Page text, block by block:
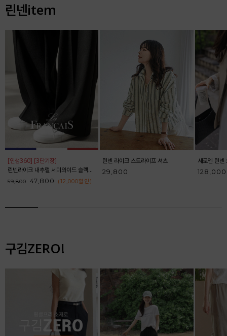
린넨item
[인생360] [3단기장]
린넨라이크 내추럴 세미와이드 슬랙스_F6S164SL
59,800 47,800 (12,000할인 )
린넨 라이크 스트라이프 셔츠
29,800
세로엔 린
128,000
구김ZERO!